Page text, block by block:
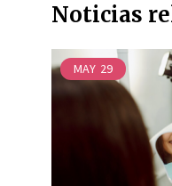
Noticias
MAY 29